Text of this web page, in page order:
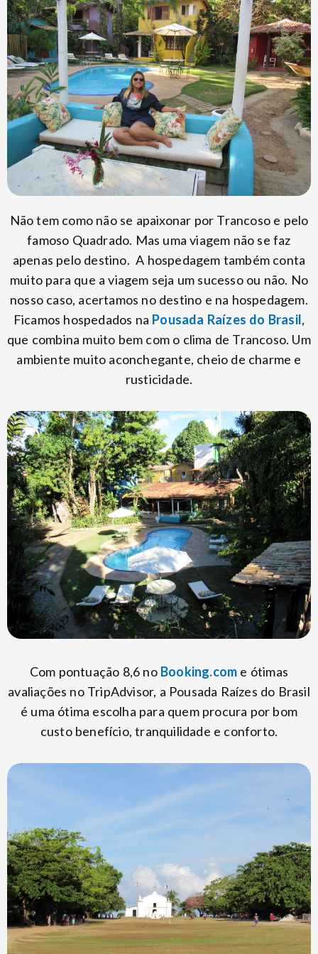
Não tem como não se apaixonar por Trancoso e pelo
famoso Quadrado. Mas uma viagem não se faz
apenas pelo destino. A hospedagem também conta
muito para que a viagem seja um sucesso ou não. No
nosso caso, acertamos no destino e na hospedagem.
Ficamos hospedados na Pousada Raízes do Brasil,
que combina muito bem com o clima de Trancoso. Um
ambiente muito aconchegante, cheio de charme e
rusticidade.
Com pontuação 8,6 no Booking.com e ótimas
avaliações no TripAdvisor, a Pousada Raízes do Brasil
é uma ótima escolha para quem procura por bom
custo benefício, tranquilidade e conforto.